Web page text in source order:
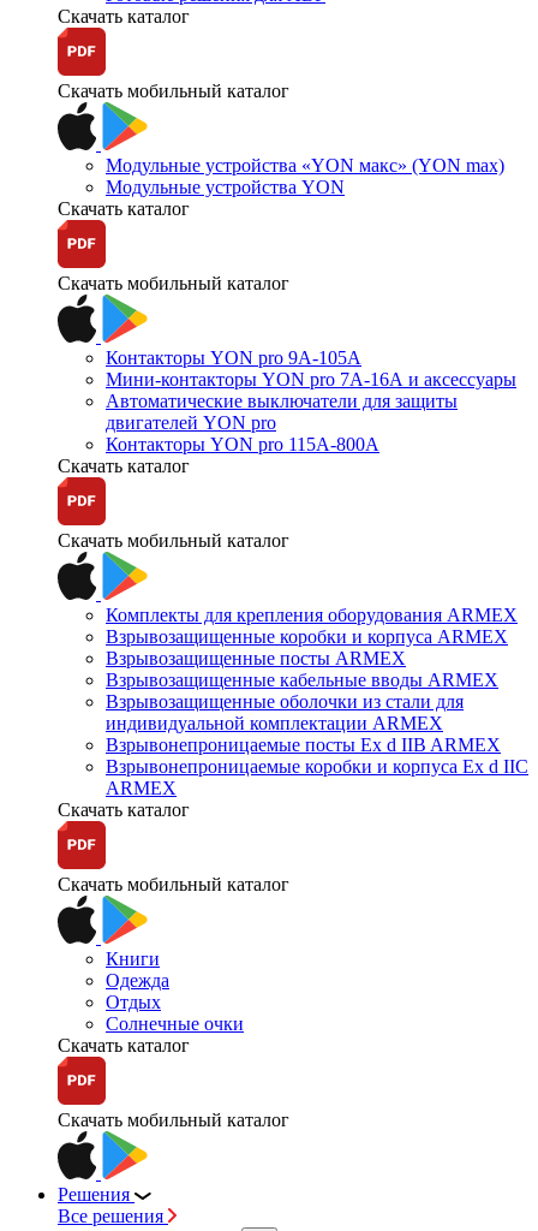
Скачать каталог
Скачать мобильный каталог
Модульные устройства «YON макс» (YON max)
Модульные устройства YON
Скачать каталог
Скачать мобильный каталог
Контакторы YON pro 9А-105А
Мини-контакторы YON pro 7А-16А и аксессуары
Автоматические выключатели для защиты
двигателей YON pro
Контакторы YON pro 115А-800А
Скачать каталог
Скачать мобильный каталог
Комплекты для крепления оборудования ARMEX
Взрывозащищенные коробки и корпуса ARMEX
Взрывозащищенные посты ARMEX
Взрывозащищенные кабельные вводы ARMEX
Взрывозащищенные оболочки из стали для
индивидуальной комплектации ARMEX
Взрывонепроницаемые посты Ex d IIB ARMEX
Взрывонепроницаемые коробки и корпуса Ex d IIС
ARMEX
Скачать каталог
Скачать мобильный каталог
Книги
Одежда
Отдых
Солнечные очки
Скачать каталог
Скачать мобильный каталог
Решения
Все решения